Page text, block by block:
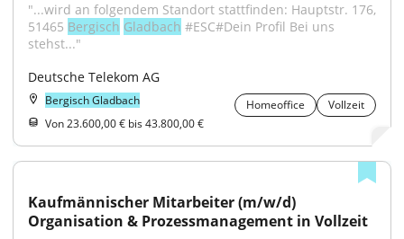
"...wird an folgendem Standort stattfinden: Hauptstr. 176,
51465 Bergisch Gladbach #ESC#Dein Profil Bei uns
stehst..."
Deutsche Telekom AG
Bergisch Gladbach Homeoffice
Vollzeit
Von 23.600,00 € bis 43.800,00 €
Kaufmännischer Mitarbeiter (m/w/d)
Organisation & Prozessmanagement in Vollzeit